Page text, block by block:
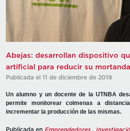
Abejas: desarrollan dispositivo
artificial para reducir su
Publicada el 11 de diciembre de 2019
Un alumno y un docente de la UTNBA
permite monitorear colmenas a
incrementar la producción de las mismas.
Publicada en Emprendedores,